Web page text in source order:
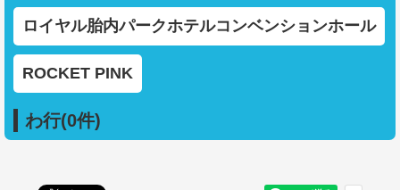
ロイヤル胎内パークホテルコンベンションホール
ROCKET PINK
わ行(0件)